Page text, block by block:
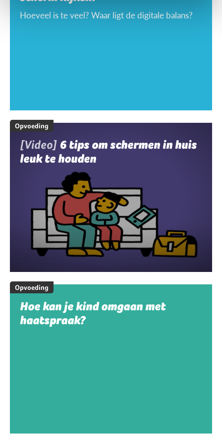
Hoeveel is te veel? Waar ligt de digitale balans?
Opvoeding
[Video] 6 tips om schermen in huis
leuk te houden
Opvoeding
Hoe kan je kind omgaan met
haatspraak?